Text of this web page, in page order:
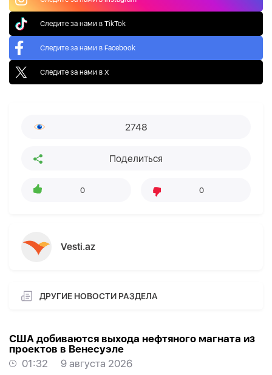
Следите за нами в TikTok
Следите за нами в Facebook
Следите за нами в X
2748
Поделиться
0 0
Vesti.az
ДРУГИЕ НОВОСТИ РАЗДЕЛА
США добиваются выхода нефтяного магната из
проектов в Венесуэле
01:32
9 августа 2026